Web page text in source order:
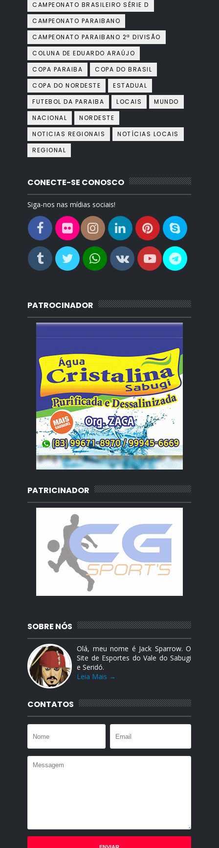
CAMPEONATO BRASILEIRO SÉRIE D
CAMPEONATO PARAIBANO
CAMPEONATO PARAIBANO 2ª DIVISÃO
COLUNA DE EDUARDO ARAÚJO
COPA PARAIBA
COPA DO BRASIL
COPA DO NORDESTE
ESTADUAL
FUTEBOL DA PARAIBA
LOCAIS
MUNDO
NACIONAL
NORDESTE
NOTICIAS REGIONAIS
NOTÍCIAS LOCAIS
REGIONAL
CONECTE-SE CONOSCO
Siga-nos nas mídias sociais!
PATROCINADOR
PATRICINADOR
SOBRE NÓS
Olá, meu nome é Jack Sparrow. O
Site de Esportes do Vale do Sabugi
e Seridó.
Leia Mais →
CONTATOS